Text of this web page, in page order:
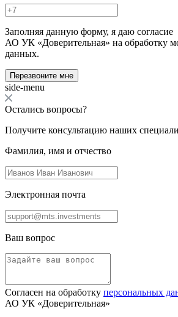
Заполняя данную форму, я даю согласие
АО УК «Доверительная» на обработку
данных.
Перезвоните мне
side-menu
Остались вопросы?
Получите консультацию наших
Фамилия, имя и отчество
Электронная почта
Ваш вопрос
Согласен на обработку персональных
АО УК «Доверительная»